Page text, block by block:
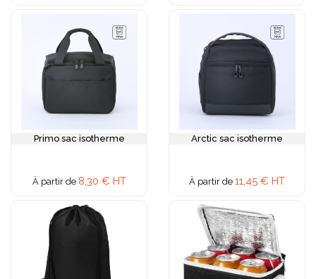
Primo sac isotherme
À partir de 8,30 € HT
Arctic sac isotherme
À partir de 11,45 € HT